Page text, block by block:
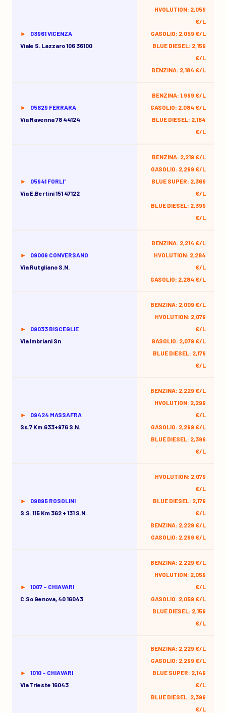
03961 VICENZA
Viale S. Lazzaro 106 36100
HVOLUTION: 2,059
€/L
GASOLIO: 2,059 €/L
BLUE DIESEL: 2,159
€/L
BENZINA: 2,184 €/L
05829 FERRARA
Via Ravenna 78 44124
BENZINA: 1,999 €/L
GASOLIO: 2,084 €/L
BLUE DIESEL: 2,184
€/L
05941 FORLI'
Via E.bertini 151 47122
BENZINA: 2,219 €/L
GASOLIO: 2,299 €/L
BLUE SUPER: 2,369
€/L
BLUE DIESEL: 2,399
€/L
09009 CONVERSANO
Via Rutgliano S.n.
BENZINA: 2,214 €/L
HVOLUTION: 2,284
€/L
GASOLIO: 2,284 €/L
09033 BISCEGLIE
Via Imbriani Sn
BENZINA: 2,009 €/L
HVOLUTION: 2,079
€/L
GASOLIO: 2,079 €/L
BLUE DIESEL: 2,179
€/L
09424 MASSAFRA
Ss.7 Km.633+976 S.n.
BENZINA: 2,229 €/L
HVOLUTION: 2,299
€/L
GASOLIO: 2,299 €/L
BLUE DIESEL: 2,399
€/L
09895 ROSOLINI
S.s. 115 Km 362 + 131 S.n.
HVOLUTION: 2,079
€/L
BLUE DIESEL: 2,179
€/L
BENZINA: 2,229 €/L
GASOLIO: 2,299 €/L
1007 – CHIAVARI
C.so Genova, 40 16043
BENZINA: 2,229 €/L
HVOLUTION: 2,059
€/L
GASOLIO: 2,059 €/L
BLUE DIESEL: 2,159
€/L
1010 – CHIAVARI
Via Trieste 16043
BENZINA: 2,229 €/L
GASOLIO: 2,299 €/L
BLUE SUPER: 2,149
€/L
BLUE DIESEL: 2,399
€/L